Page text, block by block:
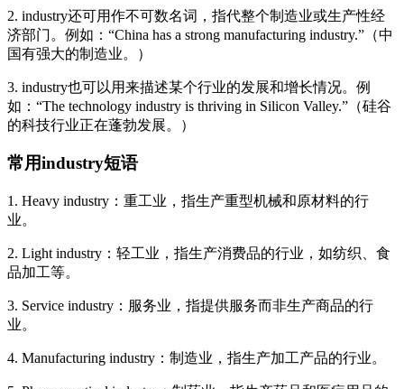
2. industry还可用作不可数名词，指代整个制造业或生产性经
济部门。例如：“China has a strong manufacturing industry.”（中
国有强大的制造业。）
3. industry也可以用来描述某个行业的发展和增长情况。例
如：“The technology industry is thriving in Silicon Valley.”（硅谷
的科技行业正在蓬勃发展。）
常用industry短语
1. Heavy industry：重工业，指生产重型机械和原材料的行
业。
2. Light industry：轻工业，指生产消费品的行业，如纺织、食
品加工等。
3. Service industry：服务业，指提供服务而非生产商品的行
业。
4. Manufacturing industry：制造业，指生产加工产品的行业。